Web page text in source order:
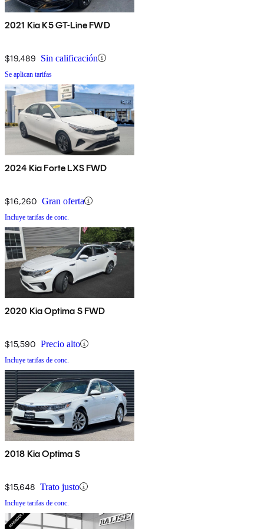
2021 Kia K5 GT-Line FWD
$19,489 Sin calificación
Se aplican tarifas
2024 Kia Forte LXS FWD
$16,260 Gran oferta
Incluye tarifas de conc.
2020 Kia Optima S FWD
$15,590 Precio alto
Incluye tarifas de conc.
2018 Kia Optima S
$15,648 Trato justo
Incluye tarifas de conc.